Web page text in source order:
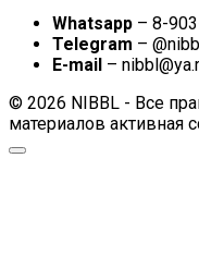
Whatsapp – 8-
Telegram –
E-mail –
© 2026 NIBBL - Все
материалов активная